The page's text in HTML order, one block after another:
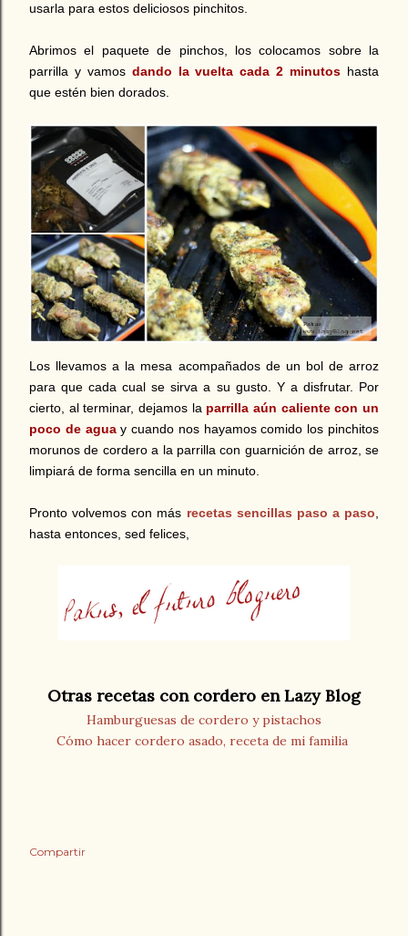
usarla para estos deliciosos pinchitos.
Abrimos el paquete de pinchos, los colocamos sobre la
parrilla y vamos dando la vuelta cada 2 minutos hasta
que estén bien dorados.
Los llevamos a la mesa acompañados de un bol de arroz
para que cada cual se sirva a su gusto. Y a disfrutar. Por
cierto, al terminar, dejamos la parrilla aún caliente con un
poco de aguay cuando nos hayamos comido los pinchitos
morunos de cordero a la parrilla con guarnición de arroz, se
limpiará de forma sencilla en un minuto.
Pronto volvemos con más recetas sencillas paso a paso,
hasta entonces, sed felices,
Otras recetas con cordero en Lazy Blog
Hamburguesas de cordero y pistachos
Cómo hacer cordero asado, receta de mi familia
Compartir